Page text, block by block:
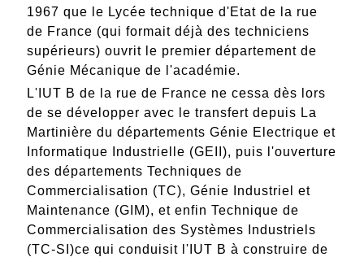
1967 que le Lycée technique d'Etat de la rue
de France (qui formait déjà des techniciens
supérieurs) ouvrit le premier département de
Génie Mécanique de l'académie.
L'IUT B de la rue de France ne cessa dès lors
de se développer avec le transfert depuis La
Martinière du départements Génie Electrique et
Informatique Industrielle (GEII), puis l'ouverture
des départements Techniques de
Commercialisation (TC), Génie Industriel et
Maintenance (GIM), et enfin Technique de
Commercialisation des Systèmes Industriels
(TC-SI)ce qui conduisit l'IUT B à construire de